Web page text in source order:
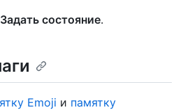
Задать состояние.
Emoji и памятку